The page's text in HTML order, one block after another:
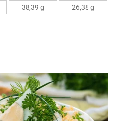
38,39 g 26,38 g